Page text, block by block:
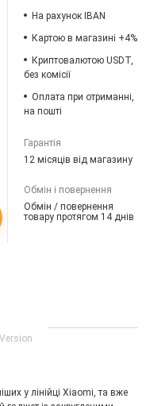
На рахунок IBAN
Картою в магазині +4%
Криптовалютою USDT,
без комісії
Оплата при отриманні,
на пошті
Гарантія
12 місяців від магазину
Обмін і повернення
Обмін / повернення
товару протягом 14 днів
у лінійці Xiaomi, та вже